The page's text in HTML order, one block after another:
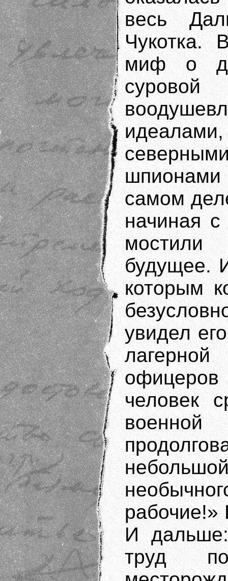
весь
Чукотка.
миф о
самом
начиная
будущее.
которым
увидел
человек
рабочие!»
И
труд